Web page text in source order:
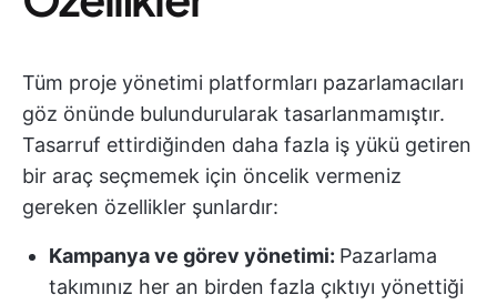
Tüm proje yönetimi platformları pazarlamacıları
göz önünde bulundurularak tasarlanmamıştır.
Tasarruf ettirdiğinden daha fazla iş yükü getiren
bir araç seçmemek için öncelik vermeniz
gereken özellikler şunlardır:
Kampanya ve görev yönetimi: Pazarlama
takımınız her an birden fazla çıktıyı yönettiği